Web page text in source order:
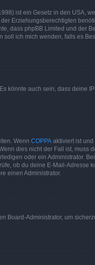
ist ein Gesetz in den USA,
Erziehungsberechtigten
dass phpBB Limited und der
soll ich mich wenden, falls es
könnte auch sein, dass deine
Wenn COPPA aktiviert ist
dies nicht der Fall ist, muss
oder ein Administrator.
ob du deine E-Mail-Adresse
einen Administrator.
Board-Administrator, um